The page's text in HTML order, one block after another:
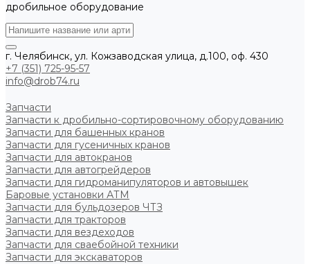
дробильное оборудование
г. Челябинск, ул. Кожзаводская улица, д.100, оф. 430
+7 (351) 725-95-57
info@drob74.ru
Запчасти
Запчасти к дробильно-сортировочному оборудованию
Запчасти для башенных кранов
Запчасти для гусеничных кранов
Запчасти для автокранов
Запчасти для автогрейдеров
Запчасти для гидроманипуляторов и автовышек
Баровые установки АТМ
Запчасти для бульдозеров ЧТЗ
Запчасти для тракторов
Запчасти для вездеходов
Запчасти для сваебойной техники
Запчасти для экскаваторов